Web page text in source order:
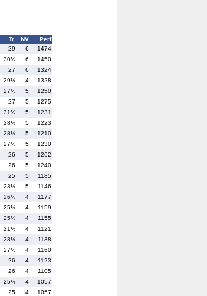
Tr. NV
Perf
29 6
1474
30½ 6
1450
27 6
1324
29½ 4
1328
27½ 5
1250
27 5
1275
31½ 5
1231
28½ 5
1223
28½ 5
1210
27½ 5
1230
26 5
1262
26 5
1240
25 5
1185
23½ 5
1146
26½ 4
1177
25½ 4
1159
25½ 4
1155
21½ 4
1121
28½ 4
1138
27½ 4
1160
26 4
1123
26 4
1105
25½ 4
1057
25 4
1057